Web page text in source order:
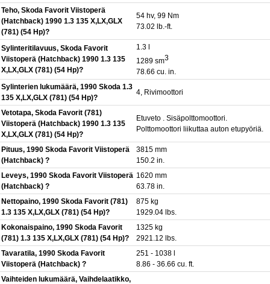
Teho, Skoda Favorit Viistoperä
(Hatchback) 1990 1.3 135 X,LX,GLX
(781) (54 Hp)?
54 hv, 99 Nm
73.02 lb.-ft.
Sylinteritilavuus, Skoda Favorit
Viistoperä (Hatchback) 1990 1.3 135
X,LX,GLX (781) (54 Hp)?
1.3 l
1289 sm3
78.66 cu. in.
Sylinterien lukumäärä, 1990 Skoda 1.3
135 X,LX,GLX (781) (54 Hp)?
4, Rivimoottori
Vetotapa, Skoda Favorit (781)
Viistoperä (Hatchback) 1990 1.3 135
X,LX,GLX (781) (54 Hp)?
Etuveto . Sisäpolttomoottori.
Polttomoottori liikuttaa auton etupyöriä.
Pituus, 1990 Skoda Favorit Viistoperä
(Hatchback) ?
3815 mm
150.2 in.
Leveys, 1990 Skoda Favorit Viistoperä
(Hatchback) ?
1620 mm
63.78 in.
Nettopaino, 1990 Skoda Favorit (781)
1.3 135 X,LX,GLX (781) (54 Hp)?
875 kg
1929.04 lbs.
Kokonaispaino, 1990 Skoda Favorit
(781) 1.3 135 X,LX,GLX (781) (54 Hp)?
1325 kg
2921.12 lbs.
Tavaratila, 1990 Skoda Favorit
Viistoperä (Hatchback) ?
251 - 1038 l
8.86 - 36.66 cu. ft.
Vaihteiden lukumäärä, Vaihdelaatikko,